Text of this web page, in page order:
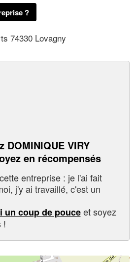
?
74330 Lovagny
DOMINIQUE VIRY
en récompensés
entreprise : je l'ai fait
j'y ai travaillé, c'est un
un coup de pouceet soyez
!